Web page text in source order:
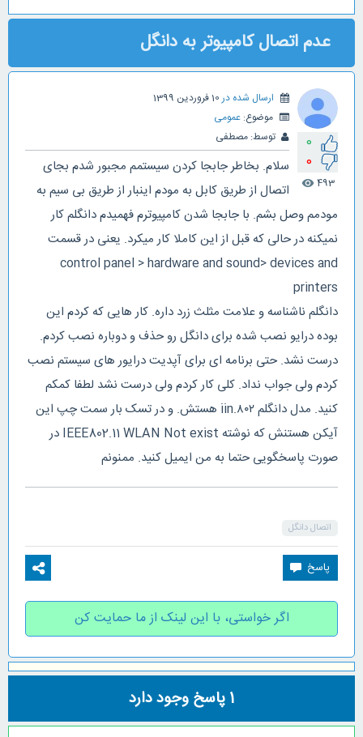
عدم اتصال کامپیوتر به دانگل
0
0
493
visibility
ارسال شده در 10 فروردین 1399
موضوع: عمومی
توسط: مصطفی
سلام. بخاطر جابجا کردن سیستمم مجبور شدم بجای
اتصال از طریق کابل به مودم اینبار از طریق بی سیم به
مودمم وصل بشم. با جابجا شدن کامپیوترم فهمیدم دانگلم کار
نمیکنه در حالی که قبل از این کاملا کار میکرد. یعنی در قسمت
control panel > hardware and sound> devices and
printers
دانگلم ناشناسه و علامت مثلث زرد داره. کار هایی که کردم این
بوده درایو نصب شده برای دانگل رو حذف و دوباره نصب کردم.
درست نشد. حتی برنامه ای برای آپدیت درایور های سیستم نصب
کردم ولی جواب نداد. کلی کار کردم ولی درست نشد لطفا کمکم
کنید. مدل دانگلم ۸۰۲.iin هستش. و در تسک بار سمت چپ این
آیکن هستنش که نوشته IEEE802.11 WLAN Not exist در
صورت پاسخگویی حتما به من ایمیل کنید. ممنونم
اتصال دانگل
اگر خواستی، با این لینک از ما حمایت کن
1پاسخ وجود دارد